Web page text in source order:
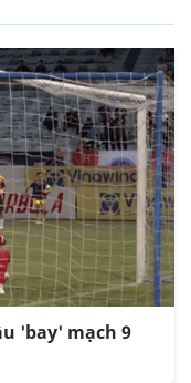
'bay' mạch 9